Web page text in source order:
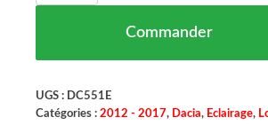
Commander
UGS : DC551E
Catégories : 2012 - 2017, Dacia, Eclairage,